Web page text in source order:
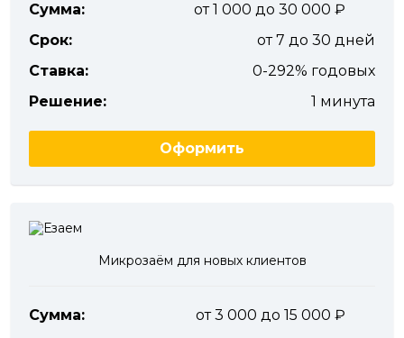
Сумма:
от 1 000 до 30 000
Срок:
от 7 до 30 дней
Ставка:
0-292% годовых
Решение:
1 минута
Оформить
Микрозаём для новых клиентов
Сумма:
от 3 000 до 15 000